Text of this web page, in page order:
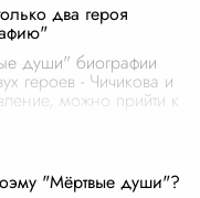
два героя
души" биографии
героев - Чичикова и
можно прийти к
"Мёртвые души"?